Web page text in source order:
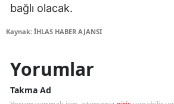
bağlı olacak.
Kaynak: İHLAS HABER AJANSI
Yorumlar
Takma Ad